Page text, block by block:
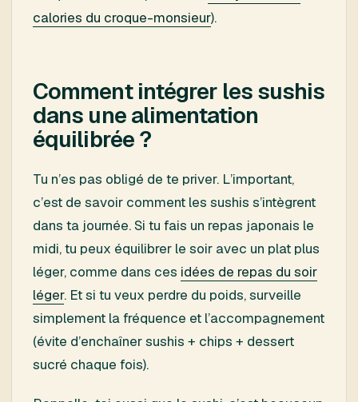
calories du croque-monsieur).
Comment intégrer les sushis
dans une alimentation
équilibrée ?
Tu n’es pas obligé de te priver. L’important,
c’est de savoir comment les sushis s’intègrent
dans ta journée. Si tu fais un repas japonais le
midi, tu peux équilibrer le soir avec un plat plus
léger, comme dans ces idées de repas du soir
léger. Et si tu veux perdre du poids, surveille
simplement la fréquence et l’accompagnement
(évite d’enchaîner sushis + chips + dessert
sucré chaque fois).